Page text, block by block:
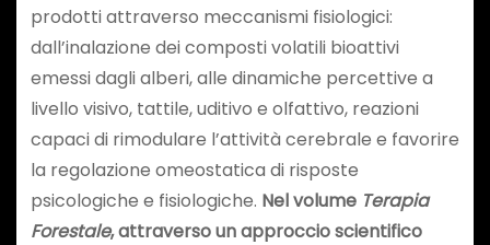
prodotti attraverso meccanismi fisiologici:
dall’inalazione dei composti volatili bioattivi
emessi dagli alberi, alle dinamiche percettive a
livello visivo, tattile, uditivo e olfattivo, reazioni
capaci di rimodulare l’attività cerebrale e favorire
la regolazione omeostatica di risposte
psicologiche e fisiologiche. Nel volume Terapia
Forestale, attraverso un approccio scientifico